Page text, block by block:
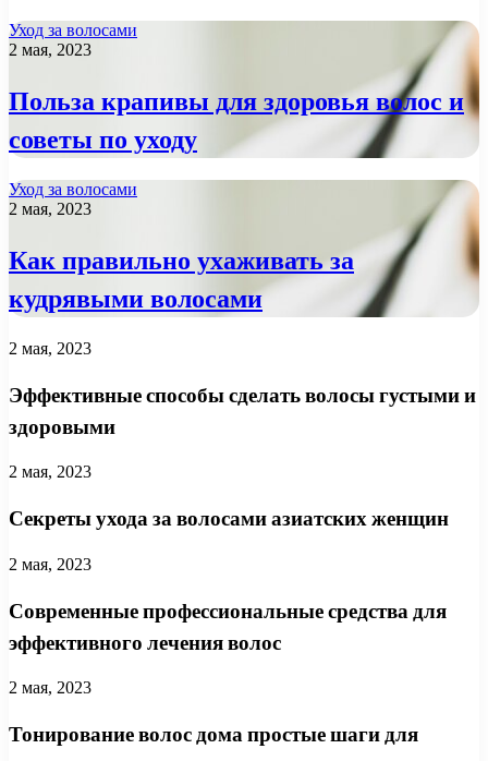
Уход за волосами
2 мая, 2023
Польза крапивы для здоровья волос и
советы по уходу
Уход за волосами
2 мая, 2023
Как правильно ухаживать за
кудрявыми волосами
2 мая, 2023
Эффективные способы сделать волосы густыми и
здоровыми
2 мая, 2023
Секреты ухода за волосами азиатских женщин
2 мая, 2023
Современные профессиональные средства для
эффективного лечения волос
2 мая, 2023
Тонирование волос дома простые шаги для